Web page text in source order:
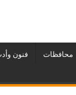
محافظات فنون